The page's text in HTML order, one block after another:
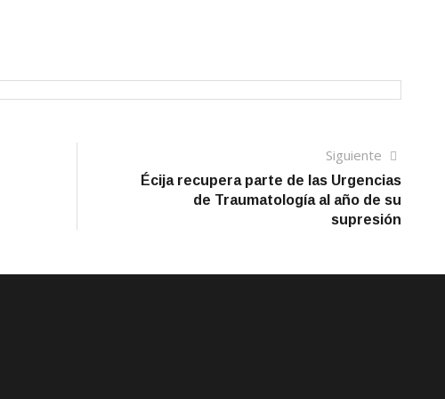
Siguiente
artículo
Écija recupera parte de las Urgencias
de Traumatología al año de su
supresión